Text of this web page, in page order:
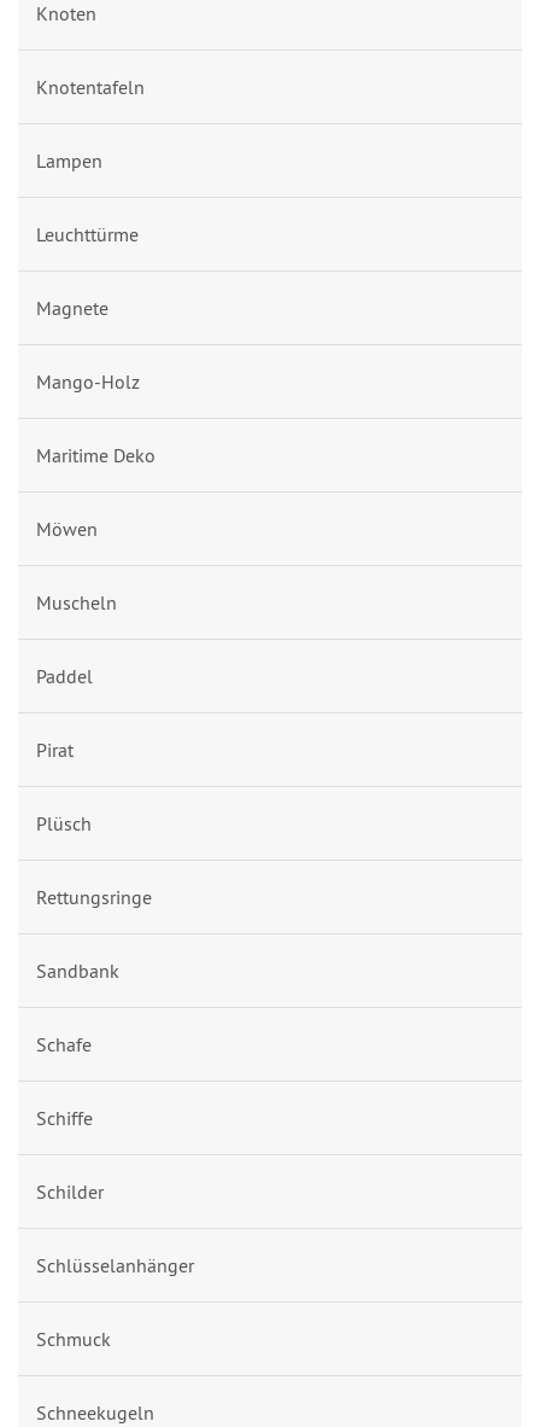
Knoten
Knotentafeln
Lampen
Leuchttürme
Magnete
Mango-Holz
Maritime Deko
Möwen
Muscheln
Paddel
Pirat
Plüsch
Rettungsringe
Sandbank
Schafe
Schiffe
Schilder
Schlüsselanhänger
Schmuck
Schneekugeln